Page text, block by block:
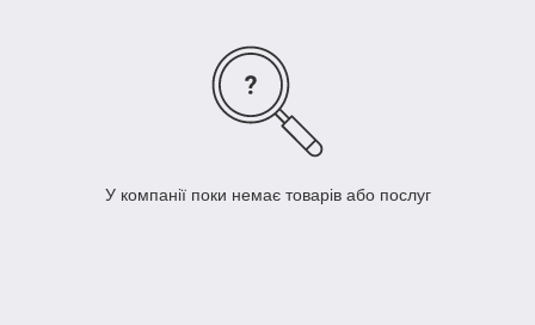
У компанії поки немає товарів або послуг